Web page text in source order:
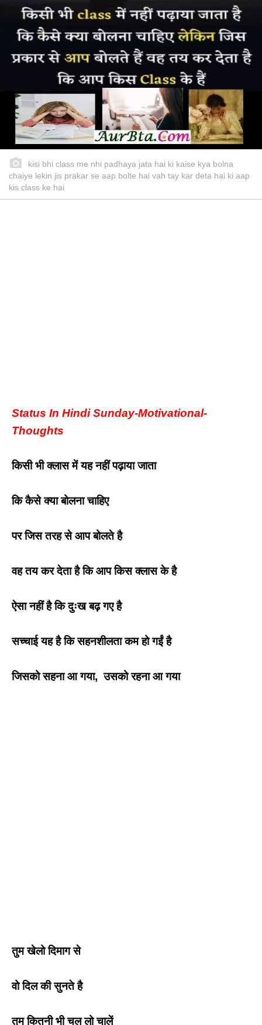
kisi bhi class me nhi padhaya jata hai ki kaise kya bolna
chaiye lekin jis prakar se aap bolte hai vah tay kar deta hai ki aap
kis class ke hai
Status In Hindi Sunday-Motivational-
Thoughts
किसी भी क्लास में यह नहीं पढ़ाया जाता
कि कैसे क्या बोलना चाहिए
पर जिस तरह से आप बोलते है
वह तय कर देता है कि आप किस क्लास के है
ऐसा नहीं है कि दुःख बढ़ गए है
सच्चाई यह है कि सहनशीलता कम हो गईं है
जिसको सहना आ गया, उसको रहना आ गया
तुम खेलो दिमाग से
वो दिल की सुनते है
तुम कितनी भी चल लो चालें